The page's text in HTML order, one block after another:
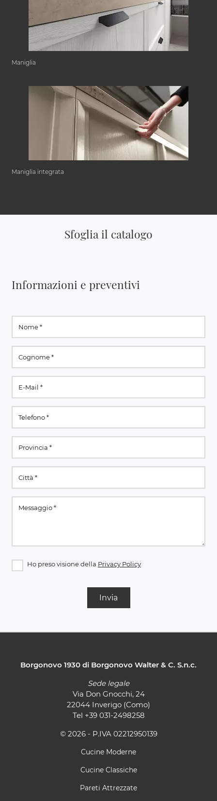
Maniglia
Maniglia integrata
Sfoglia il catalogo
Informazioni e preventivi
Ho preso visione della Privacy Policy
Invia
Borgonovo 1930 di Borgonovo Walter & C. S.n.c.
Sede legale
Via Don Gnocchi, 24
22044 Inverigo (Como)
Tel +39 031-2498258
© 2026 - P.IVA 02212950139
Cucine Moderne
Cucine Classiche
Pareti Attrezzate